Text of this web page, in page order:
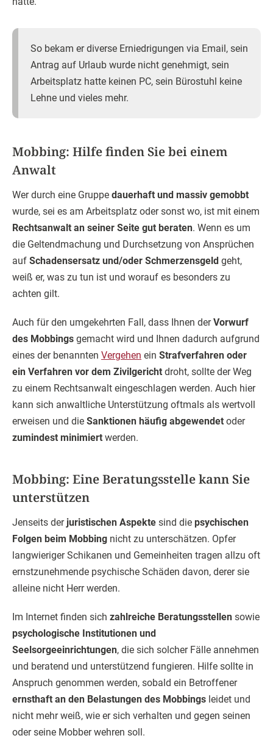
So bekam er diverse Erniedrigungen via Email, sein
Antrag auf Urlaub wurde nicht genehmigt, sein
Arbeitsplatz hatte keinen PC, sein Bürostuhl keine
Lehne und vieles mehr.
Mobbing: Hilfe finden Sie bei einem
Anwalt
Wer durch eine Gruppe dauerhaft und massiv gemobbt
wurde, sei es am Arbeitsplatz oder sonst wo, ist mit einem
Rechtsanwalt an seiner Seite gut beraten. Wenn es um
die Geltendmachung und Durchsetzung von Ansprüchen
auf Schadensersatz und/oder Schmerzensgeld geht,
weiß er, was zu tun ist und worauf es besonders zu
achten gilt.
Auch für den umgekehrten Fall, dass Ihnen derVorwurf
des Mobbings gemacht wird und Ihnen dadurch aufgrund
eines der benannten Vergehen ein Strafverfahren oder
ein Verfahren vor dem Zivilgericht droht, sollte der Weg
zu einem Rechtsanwalt eingeschlagen werden. Auch hier
kann sich anwaltliche Unterstützung oftmals als wertvoll
erweisen und die Sanktionen häufig abgewendet oder
zumindest minimiert werden.
Mobbing: Eine Beratungsstelle kann Sie
unterstützen
Jenseits der juristischen Aspekte sind die psychischen
Folgen beim Mobbing nicht zu unterschätzen. Opfer
langwieriger Schikanen und Gemeinheiten tragen allzu oft
ernstzunehmende psychische Schäden davon, derer sie
alleine nicht Herr werden.
Im Internet finden sich zahlreiche Beratungsstellen sowie
psychologische Institutionen und
Seelsorgeeinrichtungen, die sich solcher Fälle annehmen
und beratend und unterstützend fungieren. Hilfe sollte in
Anspruch genommen werden, sobald ein Betroffener
ernsthaft an den Belastungen des Mobbings leidet und
nicht mehr weiß, wie er sich verhalten und gegen seinen
oder seine Mobber wehren soll.